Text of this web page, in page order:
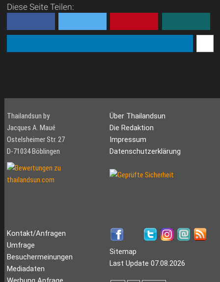
Diese Seite Teilen:
Thailandsun by
Jacques A. Maué
Ostelsheimer Str. 27
D-71034 Böblingen
Über Thailandsun
Die Redaktion
Impressum
Datenschutzerklärung
Kontakt/Anfragen
Umfrage
Besuchermeinungen
Mediadaten
Sitemap
Last Update 07.08.2026